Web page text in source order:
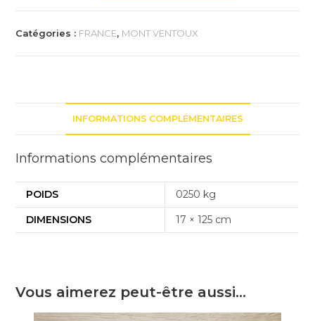
Catégories : FRANCE, MONT VENTOUX
INFORMATIONS COMPLÉMENTAIRES
Informations complémentaires
POIDS
0250 kg
DIMENSIONS
17 × 125 cm
Vous aimerez peut-être aussi…